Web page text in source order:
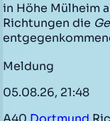
in Höhe Mülheim
Richtungen die
Meldung
05.08.26, 21:48